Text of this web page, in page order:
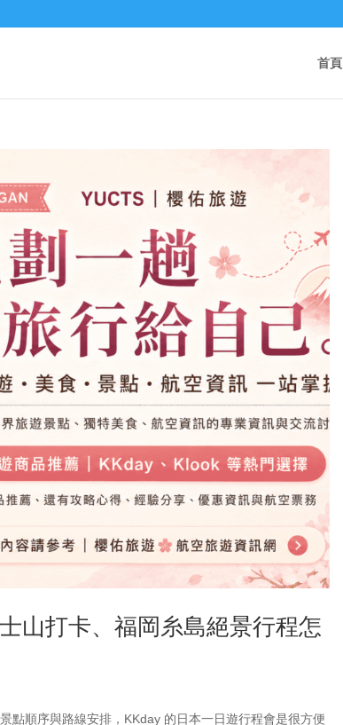
首頁
山打卡、福岡糸島絕景行程怎
點順序與路線安排，KKday 的日本一日遊行程會是很方便